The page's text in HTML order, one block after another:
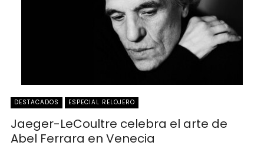
DESTACADOS ESPECIAL RELOJERO
Jaeger-LeCoultre celebra el arte de
Abel Ferrara en Venecia